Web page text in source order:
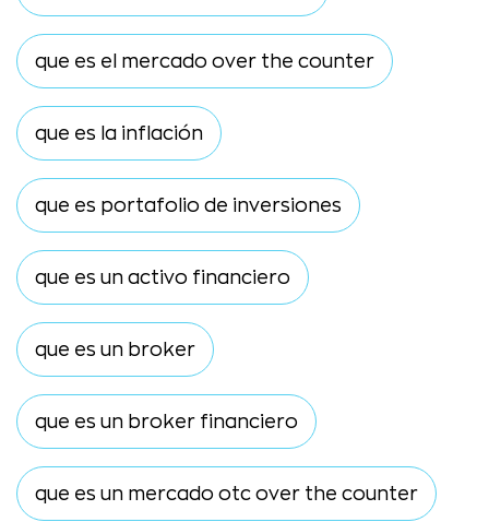
que es el mercado over the counter
que es la inflación
que es portafolio de inversiones
que es un activo financiero
que es un broker
que es un broker financiero
que es un mercado otc over the counter